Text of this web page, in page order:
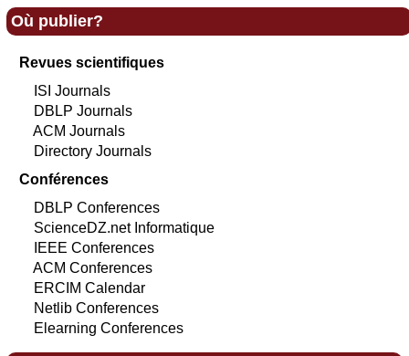
Où publier?
Revues scientifiques
ISI Journals
DBLP Journals
ACM Journals
Directory Journals
Conférences
DBLP Conferences
ScienceDZ.net Informatique
IEEE Conferences
ACM Conferences
ERCIM Calendar
Netlib Conferences
Elearning Conferences